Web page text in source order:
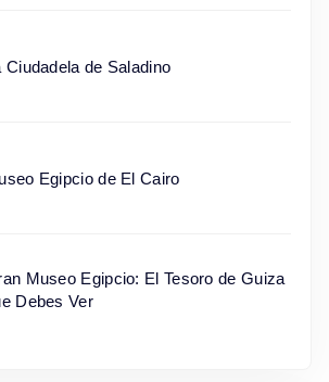
Ciudadela de Saladino
Egipcio de El Cairo
Museo Egipcio: El Tesoro de Guiza
Debes Ver